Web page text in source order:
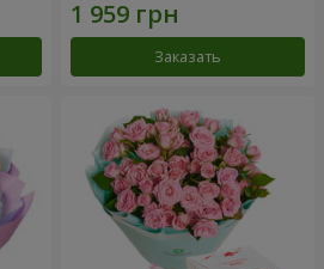
Заказать